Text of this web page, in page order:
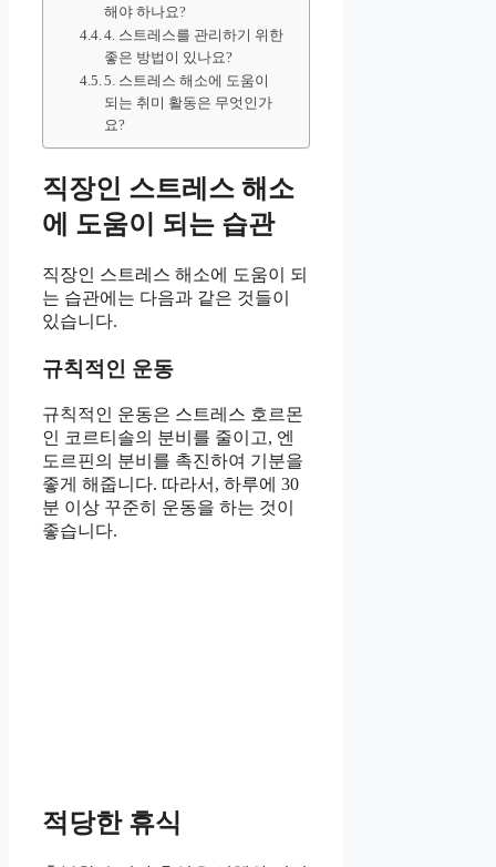
해야 하나요?
4. 스트레스를 관리하기 위한
좋은 방법이 있나요?
5. 스트레스 해소에 도움이
되는 취미 활동은 무엇인가
요?
직장인 스트레스 해소
에 도움이 되는 습관
직장인 스트레스 해소에 도움이 되
는 습관에는 다음과 같은 것들이
있습니다.
규칙적인 운동
규칙적인 운동은 스트레스 호르몬
인 코르티솔의 분비를 줄이고, 엔
도르핀의 분비를 촉진하여 기분을
좋게 해줍니다. 따라서, 하루에 30
분 이상 꾸준히 운동을 하는 것이
좋습니다.
적당한 휴식